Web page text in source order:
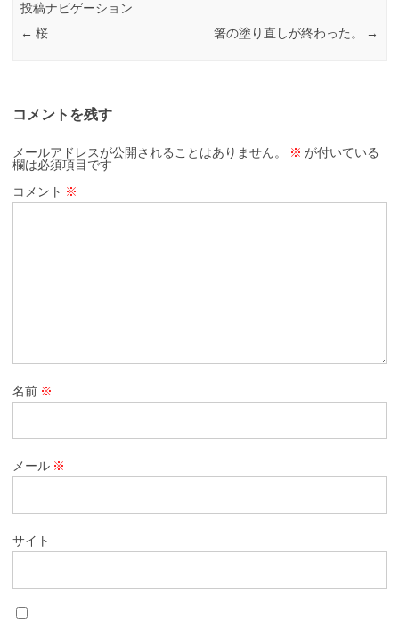
投稿ナビゲーション
← 桜 箸の塗り直しが終わった。 →
コメントを残す
メールアドレスが公開されることはありません。 ※ が付いている
欄は必須項目です
コメント ※
名前 ※
メール ※
サイト